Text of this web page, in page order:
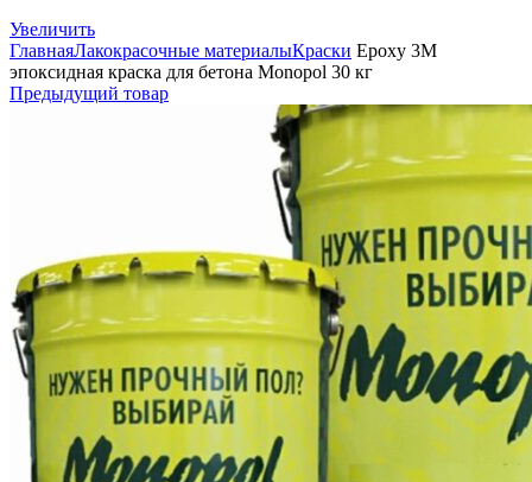
Увеличить
ГлавнаяЛакокрасочные материалыКраски Epoxy 3М
эпоксидная краска для бетона Monopol 30 кг
Предыдущий товар